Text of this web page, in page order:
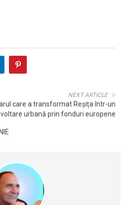
NEXT ARTICLE
care a transformat Reșița într-un
urbană prin fonduri europene